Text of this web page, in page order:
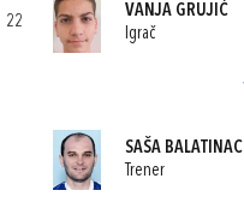
22
VANJA GRUJIĆ
Igrač
SAŠA BALATINAC
Trener